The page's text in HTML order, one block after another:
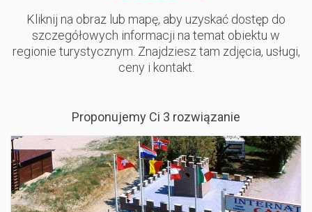
Kliknij na obraz lub mapę, aby uzyskać dostęp do
szczegółowych informacji na temat obiektu w
regionie turystycznym. Znajdziesz tam zdjęcia, usługi,
ceny i kontakt.
Proponujemy Ci 3 rozwiązanie